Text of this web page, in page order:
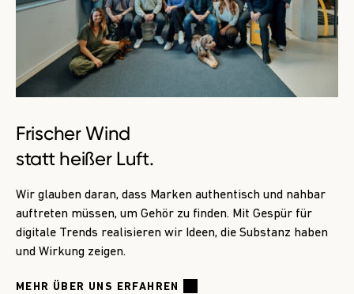
Frischer Wind
statt heißer Luft.
Wir glauben daran, dass Marken authentisch und nahbar
auftreten müssen, um Gehör zu finden. Mit Gespür für
digitale Trends realisieren wir Ideen, die Substanz haben
und Wirkung zeigen.
MEHR ÜBER UNS ERFAHREN